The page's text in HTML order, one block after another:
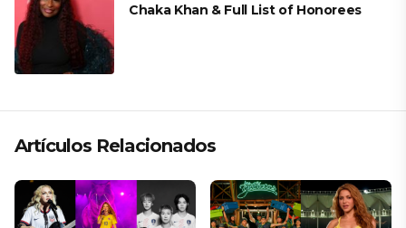
Chaka Khan & Full List of Honorees
Artículos Relacionados